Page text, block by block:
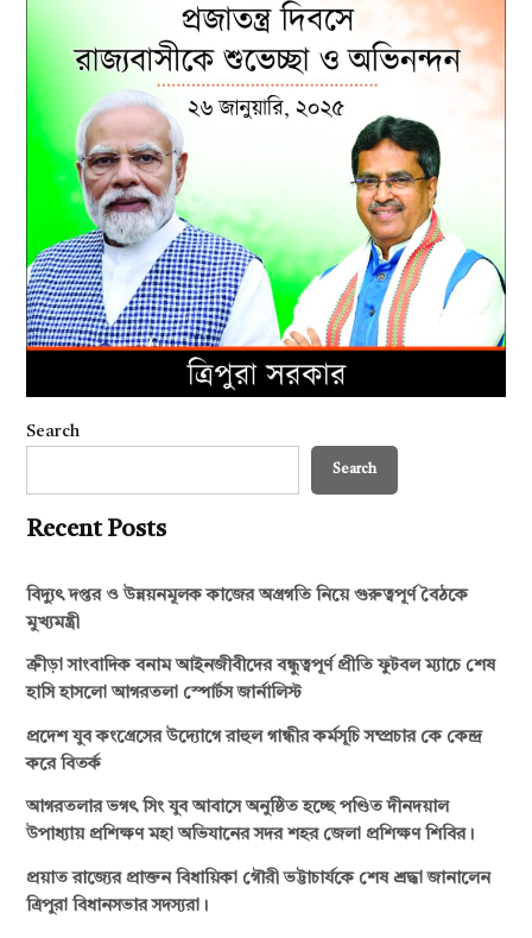
Search
Search
Recent Posts
বিদ্যুৎ দপ্তর ও উন্নয়নমূলক কাজের অগ্রগতি নিয়ে গুরুত্বপূর্ণ বৈঠকে
মুখ্যমন্ত্রী
ক্রীড়া সাংবাদিক বনাম আইনজীবীদের বন্ধুত্বপূর্ণ প্রীতি ফুটবল ম্যাচে শেষ
হাসি হাসলো আগরতলা স্পোর্টস জার্নালিস্ট
প্রদেশ যুব কংগ্রেসের উদ্যোগে রাহুল গান্ধীর কর্মসূচি সম্প্রচার কে কেন্দ্র
করে বিতর্ক
আগরতলার ভগৎ সিং যুব আবাসে অনুষ্ঠিত হচ্ছে পণ্ডিত দীনদয়াল
উপাধ্যায় প্রশিক্ষণ মহা অভিযানের সদর শহর জেলা প্রশিক্ষণ শিবির।
প্রয়াত রাজ্যের প্রাক্তন বিধায়িকা গৌরী ভট্টাচার্যকে শেষ শ্রদ্ধা জানালেন
ত্রিপুরা বিধানসভার সদস্যরা।